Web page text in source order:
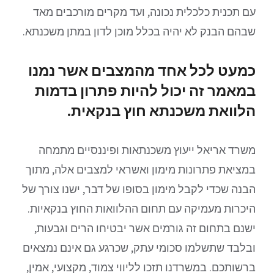
עם תכנית כלכלית נכונה, ועד מקרים מורכבים מאד
שבהם הבנק לא יהיה בכלל מוכן לדון במתן משכנתא.
כמעט לכל אחד מהמצבים אשר נמנו
במאמר זה יכול להיות פתרון בדמות
הלוואת משכנתא חוץ בנקאית.
משרד אריאל ייעוץ משכנתאות ופיננסיים מתמחה
במציאת פתרונות מימון ואשראי למצבים אלה, מתוך
הבנה שכדי לקבל מימון בסופו של דבר, ישנו צורך של
היכרות מעמיקה עם תחום ההלוואות החוץ בנקאיות.
ישנם בתחום זה גורמים אשר יבטיחו הרים וגבעות,
ובלבד שתשלמו סכומי עתק, שכרגע גם אינם נמצאים
ברשותכם. במשרדנו תזכו לליווי צמוד, מקצועי, אמין,